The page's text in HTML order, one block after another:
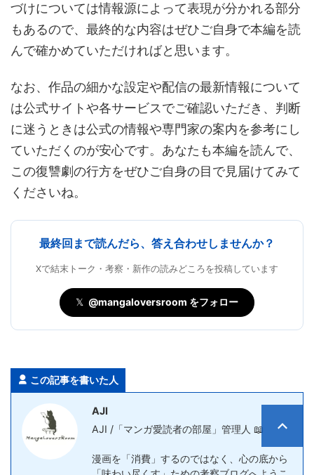
づけについては情報源によって表現が分かれる部分
もあるので、最終的な内容はぜひご自身で本編を読
んで確かめていただければと思います。
なお、作品の細かな設定や配信の最新情報について
は公式サイトや各サービスでご確認いただき、判断
に迷うときは公式の情報や専門家の案内を参考にし
ていただくのが安心です。あなたも本編を読んで、
この復讐劇の行方をぜひご自身の目で見届けてみて
くださいね。
最終回まで読んだら、答え合わせしませんか？
Xで結末トーク・考察・新作の読みどころを投稿しています
𝕏 @mangaloversroom をフォロー
この記事を書いた人
AJI
AJI /「マンガ愛読者の部屋」管理人 📖
漫画を「消費」するのではなく、心の底から